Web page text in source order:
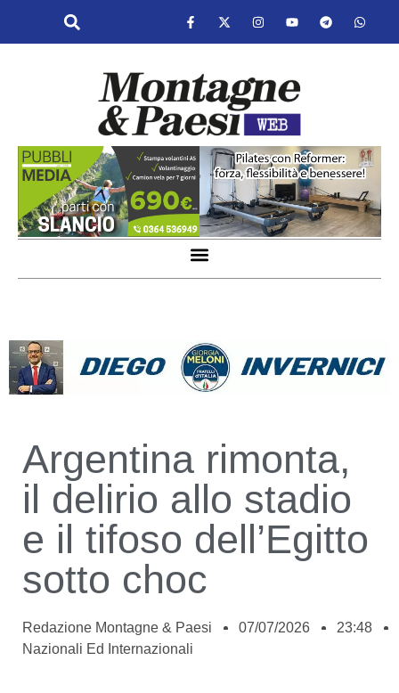
Argentina rimonta,
il delirio allo stadio
e il tifoso dell’Egitto
sotto choc
Redazione Montagne & Paesi 07/07/2026
23:48
Nazionali Ed Internazionali